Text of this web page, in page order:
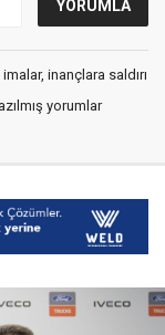
inançlara saldırı
yorumlar